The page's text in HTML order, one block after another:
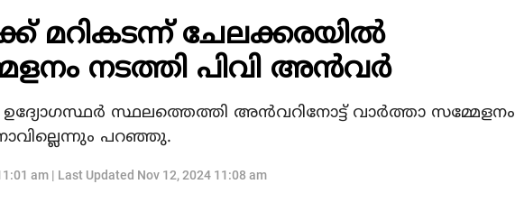
മറികടന്ന് ചേലക്കരയില്‍
നടത്തി പിവി അന്‍വര്‍
സ്ഥലത്തെത്തി അന്‍വറിനോട്ട് വാര്‍ത്താ സമ്മേളനം
പറഞ്ഞു.
am | Last Updated Nov 12, 2024 11:08 am